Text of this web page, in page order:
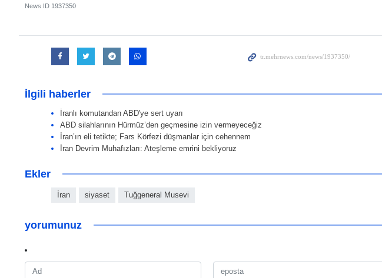
News ID 1937350
İlgili haberler
İranlı komutandan ABD'ye sert uyarı
ABD silahlarının Hürmüz’den geçmesine izin vermeyeceğiz
İran’ın eli tetikte; Fars Körfezi düşmanlar için cehennem
İran Devrim Muhafızları: Ateşleme emrini bekliyoruz
Ekler
İran siyaset Tuğgeneral Musevi
yorumunuz